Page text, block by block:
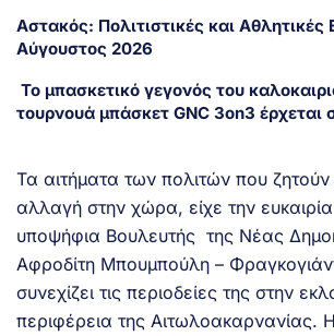
Αστακός: Πολιτιστικές και Αθλητικές
Αύγουστος 2026
Το μπασκετικό γεγονός του
τουρνουά μπάσκετ GNC 3on3 έρχεται
Τα αιτήματα των πολιτών που ζητούν
αλλαγή στην χώρα, είχε την
υποψήφια Βουλευτής της Νέας
Αφροδίτη Μπουμπούλη –
συνεχίζει τις περιοδείες της στην
περιφέρεια της